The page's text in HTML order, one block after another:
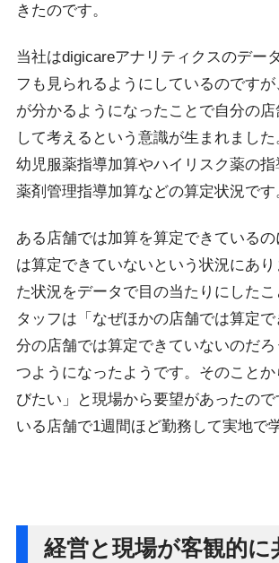
きたのです。
当社はdigicareアナリティクスのデー
フも見られるようにしているのです
が分かるようになったことで自分の
して考えるという意識が生まれまし
幼児服薬指導加算やハイリスク薬の
薬剤管理指導加算などの算定状況です
ある店舗では加算を算定できている
は算定できていないという状況にあ
た状況をデータで目の当たりにした
タッフは「なぜほかの店舗では算定
分の店舗では算定できていないのだ
つようになったようです。そのこと
びたい」と現場から要望があったの
いる店舗で1週間ほど勤務して実地で
経営と現場が客観的に